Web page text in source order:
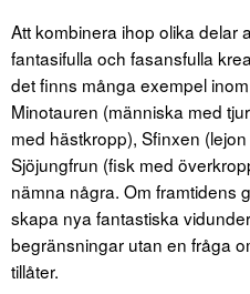
Att kombinera ihop olika delar
fantasifulla och fasansfulla
det finns många exempel
Minotauren (människa med
med hästkropp), Sfinxen
Sjöjungfrun (fisk med
nämna några. Om framtidens
skapa nya fantastiska
begränsningar utan en fråga
tillåter.